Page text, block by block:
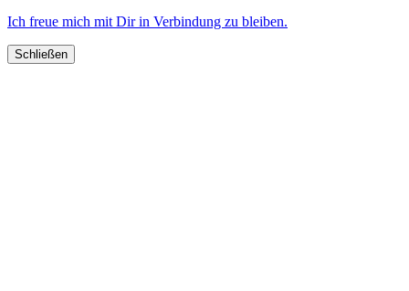
Ich freue mich mit Dir in Verbindung zu bleiben.
Schließen